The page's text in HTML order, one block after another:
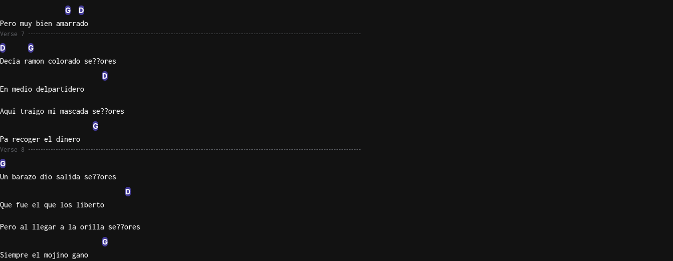
G D
Pero muy bien amarrado
Verse 7
D G
Decia ramon colorado se??ores
D
En medio delpartidero
Aqui traigo mi mascada se??ores
G
Pa recoger el dinero
Verse 8
G
Un barazo dio salida se??ores
D
Que fue el que los liberto
Pero al llegar a la orilla se??ores
G
Siempre el mojino gano